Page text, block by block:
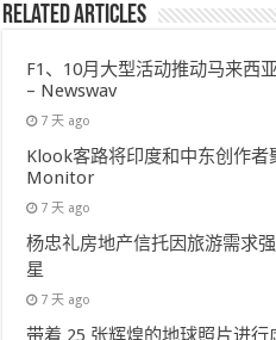
Related Articles
F1、10月大型活动推动马来西
– Newswav
7 天 ago
Klook客路将印度和中东创作
Monitor
7 天 ago
杨忠礼房地产信托因旅游需求
星
7 天 ago
带着 25 张辉煌的地球照片进行